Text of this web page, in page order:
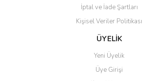
Gönder
İptal ve İade Şartları
Kişisel Veriler Politikası
ÜYELİK
Yeni Üyelik
Üye Girişi